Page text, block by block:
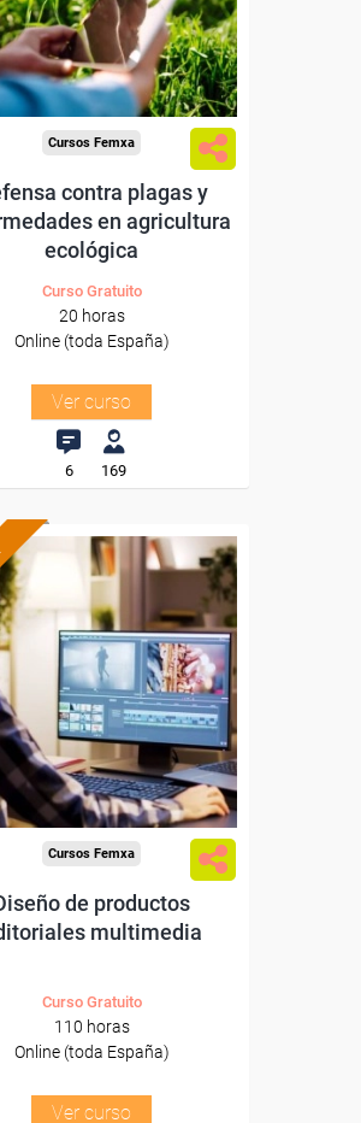
Sector
y Ganadería.
Cursos Femxa
contra plagas y
en agricultura
ecológica
Curso Gratuito
20 horas
Online (toda España)
Ver curso
6 169
Formación 100%
subvencionada.
Para desempleados,
y autónomos.
Sector
Comunicación
y Artes Gráficas.
Cursos Femxa
de productos
multimedia
Curso Gratuito
110 horas
Online (toda España)
Ver curso